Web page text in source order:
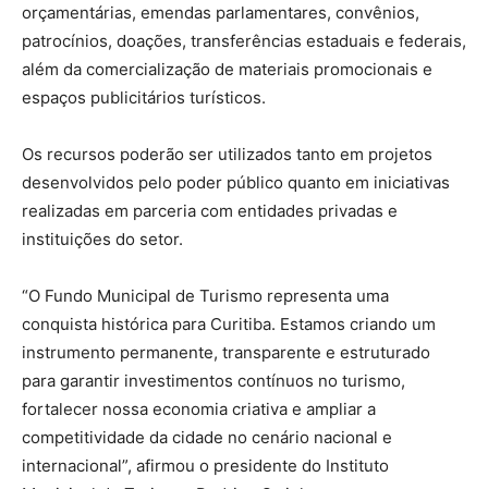
orçamentárias, emendas parlamentares, convênios,
patrocínios, doações, transferências estaduais e federais,
além da comercialização de materiais promocionais e
espaços publicitários turísticos.
Os recursos poderão ser utilizados tanto em projetos
desenvolvidos pelo poder público quanto em iniciativas
realizadas em parceria com entidades privadas e
instituições do setor.
“O Fundo Municipal de Turismo representa uma
conquista histórica para Curitiba. Estamos criando um
instrumento permanente, transparente e estruturado
para garantir investimentos contínuos no turismo,
fortalecer nossa economia criativa e ampliar a
competitividade da cidade no cenário nacional e
internacional”, afirmou o presidente do Instituto